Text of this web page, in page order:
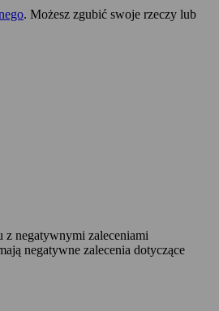
. Możesz zgubić swoje rzeczy lub
z negatywnymi zaleceniami
negatywne zalecenia dotyczące